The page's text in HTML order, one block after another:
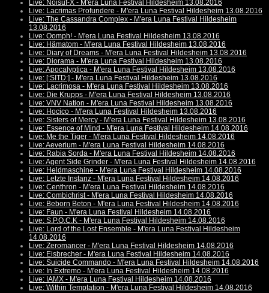
Live: Noisuf-X - M'era Luna Festival Hildesheim 13.08.2016
Live: Lacrimas Profundere - M'era Luna Festival Hildesheim 13.08.2016
Live: The Cassandra Complex - M'era Luna Festival Hildesheim
13.08.2016
Live: Oomph! - M'era Luna Festival Hildesheim 13.08.2016
Live: Hämatom - M'era Luna Festival Hildesheim 13.08.2016
Live: Diary of Dreams - M'era Luna Festival Hildesheim 13.08.2016
Live: Diorama - M'era Luna Festival Hildesheim 13.08.2016
Live: Apocalyptica - M'era Luna Festival Hildesheim 13.08.2016
Live: [:SITD:] - M'era Luna Festival Hildesheim 13.08.2016
Live: Lacrimosa - M'era Luna Festival Hildesheim 13.08.2016
Live: Die Krupps - M'era Luna Festival Hildesheim 13.08.2016
Live: VNV Nation - M'era Luna Festival Hildesheim 13.08.2016
Live: Hocico - M'era Luna Festival Hildesheim 13.08.2016
Live: Sisters of Mercy - M'era Luna Festival Hildesheim 13.08.2016
Live: Essence of Mind - M'era Luna Festival Hildesheim 14.08.2016
Live: Me the Tiger - M'era Luna Festival Hildesheim 14.08.2016
Live: Aeverium - M'era Luna Festival Hildesheim 14.08.2016
Live: Rabia Sorda - M'era Luna Festival Hildesheim 14.08.2016
Live: Agent Side Grinder - M'era Luna Festival Hildesheim 14.08.2016
Live: Heldmaschine - M'era Luna Festival Hildesheim 14.08.2016
Live: Letzte Instanz - M'era Luna Festival Hildesheim 14.08.2016
Live: Centhron - M'era Luna Festival Hildesheim 14.08.2016
Live: Combichrist - M'era Luna Festival Hildesheim 14.08.2016
Live: Beborn Beton - M'era Luna Festival Hildesheim 14.08.2016
Live: Faun - M'era Luna Festival Hildesheim 14.08.2016
Live: S.P.O.C.K - M'era Luna Festival Hildesheim 14.08.2016
Live: Lord of the Lost Ensemble - M'era Luna Festival Hildesheim
14.08.2016
Live: Zeromancer - M'era Luna Festival Hildesheim 14.08.2016
Live: Eisbrecher - M'era Luna Festival Hildesheim 14.08.2016
Live: Suicide Commando - M'era Luna Festival Hildesheim 14.08.2016
Live: In Extremo - M'era Luna Festival Hildesheim 14.08.2016
Live: IAMX - M'era Luna Festival Hildesheim 14.08.2016
Live: Within Temptation - M'era Luna Festival Hildesheim 14.08.2016